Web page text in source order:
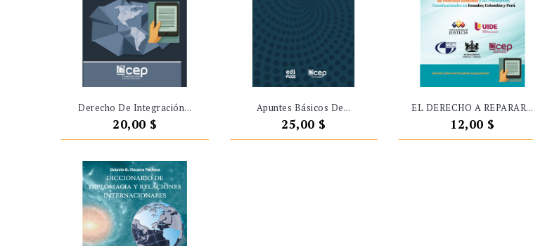
Derecho De Integración...
Precio
20,00 $
Apuntes Básicos De...
Precio
25,00 $
EL DERECHO A REPARAR...
Precio
12,00 $